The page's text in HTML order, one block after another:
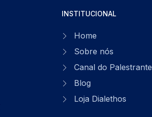
INSTITUCIONAL
Home
Sobre nós
Canal do Palestrante
Blog
Loja Dialethos